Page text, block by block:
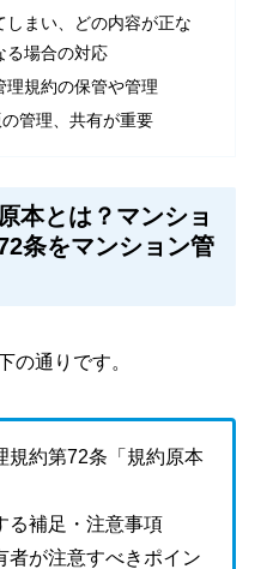
しまい、どの内容が正な
る場合の対応
理規約の保管や管理
管理、共有が重要
本とは？マンショ
条をマンション管
の通りです。
規約第72条「規約原本
る補足・注意事項
者が注意すべきポイン